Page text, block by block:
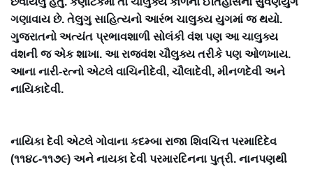
ગણાવાય છે. તેલુગુ સાહિત્યનો આરંભ ચાલુક્ય યુગમાં જ થયો.
ગુજરાતનો અત્યંત પ્રભાવશાળી સોલંકી વંશ પણ આ ચાલુક્ય
વંશની જ એક શાખા. આ રાજવંશ ચૌલુક્ય તરીકે પણ ઓળખાય.
આના નારી-રત્નો એટલે વાચિનીદેવી, ચૌલાદેવી, મીનળદેવી અને
નાયિકાદેવી.
નાયિકા દેવી એટલે ગોવાના કદમ્બા રાજા શિવચિત્ત પરમાદિદેવ
(૧૧૪૮-૧૧૭૯) અને નાયકા દેવી પરમારદિનના પુત્રી. નાનપણથી